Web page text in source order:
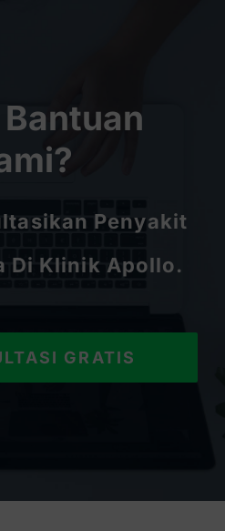
Penyakit
Di Klinik Apollo.
GRATIS